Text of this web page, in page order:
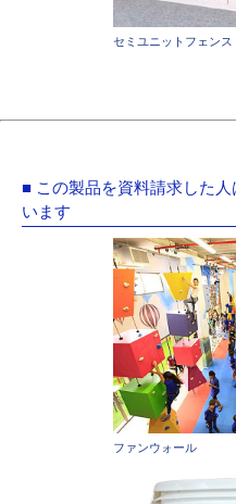
セミユニットフェン
■ この製品を資料請求した
います
ファンウォール